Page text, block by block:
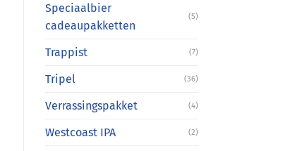
Speciaalbier
cadeaupakketten
(5)
Trappist (7)
Tripel (36)
Verrassingspakket (4)
Westcoast IPA (2)